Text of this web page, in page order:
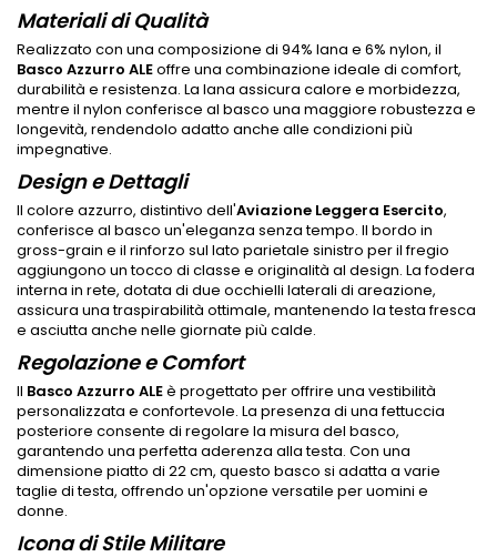
Materiali di Qualità
Realizzato con una composizione di 94% lana e 6% nylon, il
Basco Azzurro ALEoffre una combinazione ideale di comfort,
durabilità e resistenza. La lana assicura calore e morbidezza,
mentre il nylon conferisce al basco una maggiore robustezza e
longevità, rendendolo adatto anche alle condizioni più
impegnative.
Design e Dettagli
Il colore azzurro, distintivo dell'Aviazione Leggera Esercito,
conferisce al basco un'eleganza senza tempo. Il bordo in
gross-grain e il rinforzo sul lato parietale sinistro per il fregio
aggiungono un tocco di classe e originalità al design. La fodera
interna in rete, dotata di due occhielli laterali di areazione,
assicura una traspirabilità ottimale, mantenendo la testa fresca
e asciutta anche nelle giornate più calde.
Regolazione e Comfort
Il Basco Azzurro ALEè progettato per offrire una vestibilità
personalizzata e confortevole. La presenza di una fettuccia
posteriore consente di regolare la misura del basco,
garantendo una perfetta aderenza alla testa. Con una
dimensione piatto di 22 cm, questo basco si adatta a varie
taglie di testa, offrendo un'opzione versatile per uomini e
donne.
Icona di Stile Militare